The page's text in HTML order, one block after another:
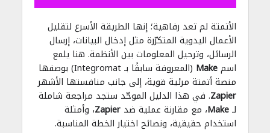
الأتمتة لم تعد رفاهية؛ إنها الطريقة الأسرع لتقليل
الأعمال اليدوية المتكرّرة مثل إدخال البيانات، إرسال
الرسائل، وترحيل المعلومات بين الأنظمة. هنا يلمع
اسمMake
(المعروفة سابقًا بـ Integromat) بوصفها
منصة أتمتة مرئية قوية، إلى جانب منافستها الأشهر
Zapier. في هذا الدليل الموحّد ستجد مراجعة شاملة
لـMake، مع مقارنة عملية ضدZapier، وأمثلة
استخدام حقيقية، ونصائح اختيار الخطة المناسبة.